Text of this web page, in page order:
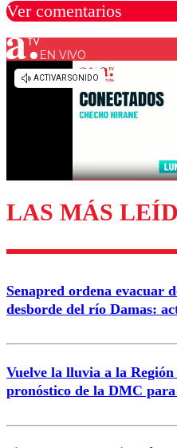
Ver comentarios
Los comentarios son
diálogo
EN VIVO
LAS MÁS
Senapred ordena evacuar
desborde del río Damas:
Vuelve la lluvia a la
pronóstico de la DMC para